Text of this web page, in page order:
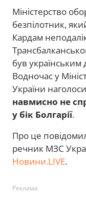
Міністерство
безпілотник,
Кардам
був
Водночас у
України
навмисно не
у бік Болгарії.
Про це
речник МЗС
Новини.LIVE.
Реклама